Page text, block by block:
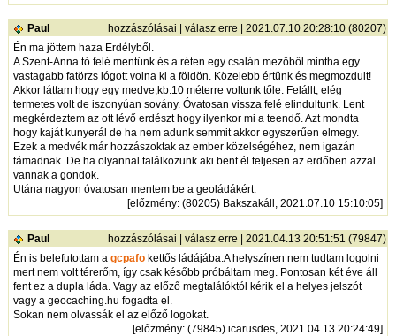
Paul hozzászólásai |válasz erre | 2021.07.10 20:28:10 (80207)
Én ma jöttem haza Erdélyből.
A Szent-Anna tó felé mentünk és a réten egy csalán mezőből mintha egy
vastagabb fatörzs lógott volna ki a földön. Közelebb értünk és megmozdult!
Akkor láttam hogy egy medve,kb.10 méterre voltunk tőle. Felállt, elég
termetes volt de iszonyúan sovány. Óvatosan vissza felé elindultunk. Lent
megkérdeztem az ott lévő erdészt hogy ilyenkor mi a teendő. Azt mondta
hogy kaját kunyerál de ha nem adunk semmit akkor egyszerűen elmegy.
Ezek a medvék már hozzászoktak az ember közelségéhez, nem igazán
támadnak. De ha olyannal találkozunk aki bent él teljesen az erdőben azzal
vannak a gondok.
Utána nagyon óvatosan mentem be a geoládákért.
[előzmény: (80205) Bakszakáll, 2021.07.10 15:10:05]
Paul hozzászólásai |válasz erre | 2021.04.13 20:51:51 (79847)
Én is belefutottam agcpafo kettős ládájába.A helyszínen nem tudtam logolni
mert nem volt térerőm, így csak később próbáltam meg. Pontosan két éve áll
fent ez a dupla láda. Vagy az előző megtalálóktól kérik el a helyes jelszót
vagy a geocaching.hu fogadta el.
Sokan nem olvassák el az előző logokat.
[előzmény: (79845) icarusdes, 2021.04.13 20:24:49]